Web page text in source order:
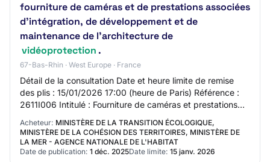
fourniture de caméras et de prestations associées
d'intégration, de développement et de
maintenance de l'architecture de
vidéoprotection .
67-Bas-Rhin · West Europe · France
Détail de la consultation Date et heure limite de remise
des plis : 15/01/2026 17:00 (heure de Paris) Référence :
2611I006 Intitulé : Fourniture de caméras et prestations
associées d'intégration, de…
Acheteur: MINISTÈRE DE LA TRANSITION ÉCOLOGIQUE,
MINISTÈRE DE LA COHÉSION DES TERRITOIRES, MINISTÈRE DE
LA MER - AGENCE NATIONALE DE L'HABITAT
Date de publication: 1 déc. 2025Date limite: 15 janv. 2026